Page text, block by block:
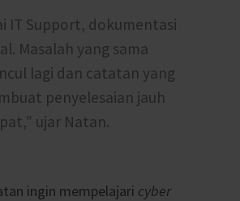
IT Support, dokumentasi
Masalah yang sama
lagi dan catatan yang
penyelesaian jauh
ujar Natan.
ingin mempelajari cyber